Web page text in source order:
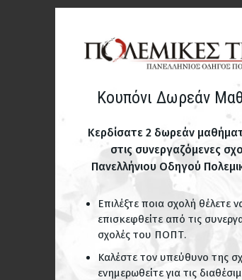
Κουπόνι Δωρεάν
Κερδίσατε 2 δωρεάν
στις συνεργαζόμενες
Πανελλήνιου Οδηγού
Επιλέξτε ποια σχολή θέλετε
επισκεφθείτε από τις
σχολές του ΠΟΠΤ.
Καλέστε τον υπεύθυνο της
ενημερωθείτε για τις